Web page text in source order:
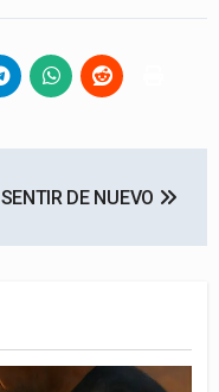
SENTIR DE NUEVO